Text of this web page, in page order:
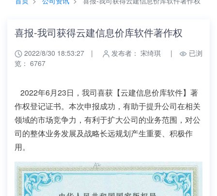
喜报-我司获得云建信息价库软件著作权
2022/8/30 18:53:27 | 发布者： 宋绮琪 |
已浏
览： 6767
2022年6月23日，我司喜获【云建信息价库软件】 著
作权登记证书。本次申报成功，有助于提升公司在相关
领域的市场竞争力，有利于扩大公司的业务范围，对公
司的整体业务发展及战略长远规划产生重要、积极作
用。